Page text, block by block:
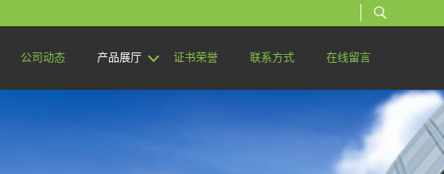
公司动态 产品展厅 证书荣誉 联系方式 在线留言